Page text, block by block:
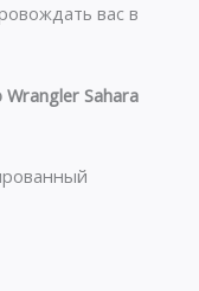
вас в
Wrangler Sahara